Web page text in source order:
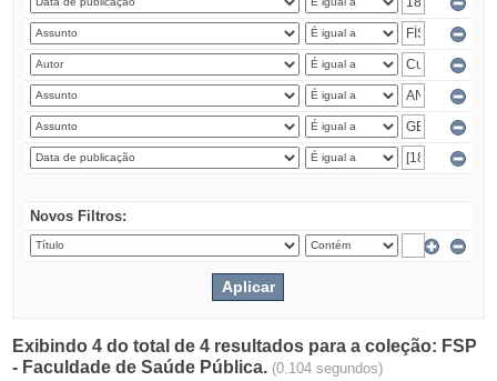
Novos Filtros:
Exibindo 4 do total de 4 resultados para a coleção: FSP
- Faculdade de Saúde Pública. (0.104 segundos)